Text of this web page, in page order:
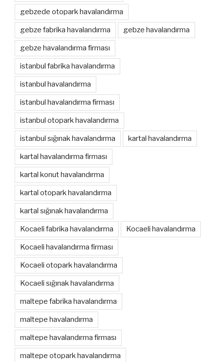
gebzede otopark havalandırma
gebze fabrika havalandırma gebze havalandırma
gebze havalandırma firması
istanbul fabrika havalandırma
istanbul havalandırma
istanbul havalandırma firması
istanbul otopark havalandırma
istanbul sığınak havalandırma kartal havalandırma
kartal havalandırma firması
kartal konut havalandırma
kartal otopark havalandırma
kartal sığınak havalandırma
Kocaeli fabrika havalandırma Kocaeli havalandırma
Kocaeli havalandırma firması
Kocaeli otopark havalandırma
Kocaeli sığınak havalandırma
maltepe fabrika havalandırma
maltepe havalandırma
maltepe havalandırma firması
maltepe otopark havalandırma